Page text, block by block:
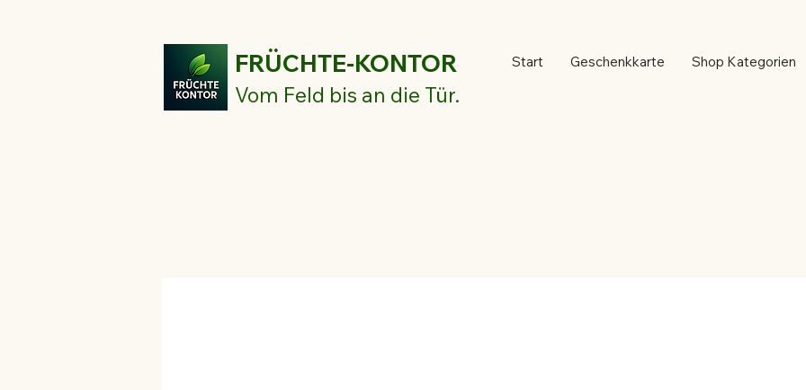
FRÜCHTE-KONTOR
Vom Feld bis an die Tür.
Start Geschenkkarte Shop Kategorien